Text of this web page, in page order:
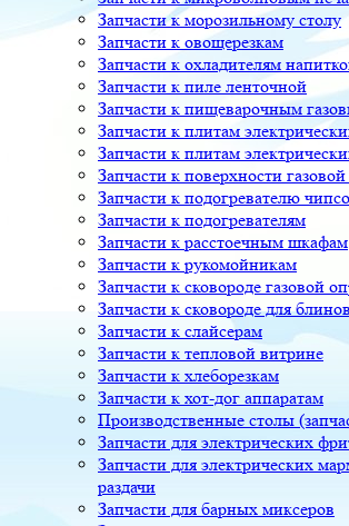
Запчасти к морозильному столу
Запчасти к овощерезкам
Запчасти к охладителям
Запчасти к пиле ленточной
Запчасти к пищеварочным
Запчасти к плитам
Запчасти к плитам
Запчасти к поверхности
Запчасти к подогревателю
Запчасти к подогревателям
Запчасти к расстоечным шкафам
Запчасти к рукомойникам
Запчасти к сковороде газовой
Запчасти к сковороде для
Запчасти к слайсерам
Запчасти к тепловой витрине
Запчасти к хлеборезкам
Запчасти к хот-дог аппаратам
Производственные столы
Запчасти для электрических
Запчасти для электрических
раздачи
Запчасти для барных миксеров